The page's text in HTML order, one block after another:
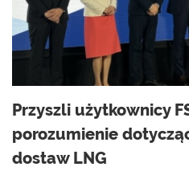
Przyszli użytkownicy
porozumienie
dostaw LNG